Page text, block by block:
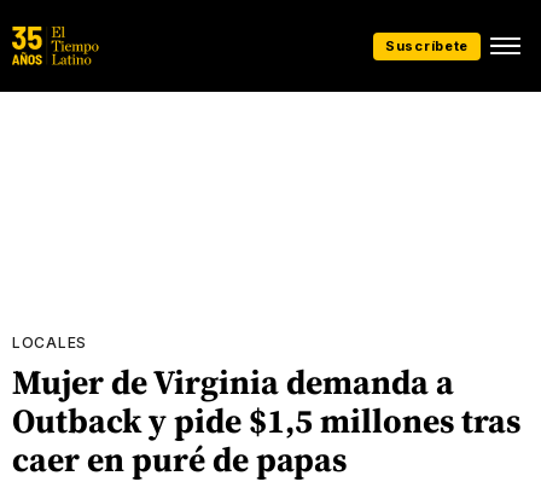
Suscríbete
LOCALES
Mujer de Virginia demanda a
Outback y pide $1,5 millones tras
caer en puré de papas